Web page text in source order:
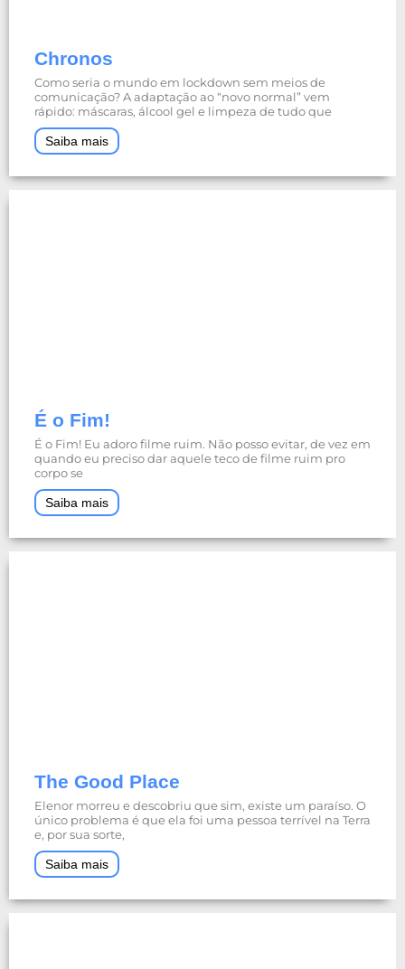
Chronos
Como seria o mundo em lockdown sem meios de
comunicação? A adaptação ao “novo normal” vem
rápido: máscaras, álcool gel e limpeza de tudo que
Saiba mais
É o Fim!
É o Fim! Eu adoro filme ruim. Não posso evitar, de vez em
quando eu preciso dar aquele teco de filme ruim pro
corpo se
Saiba mais
The Good Place
Elenor morreu e descobriu que sim, existe um paraíso. O
único problema é que ela foi uma pessoa terrível na Terra
e, por sua sorte,
Saiba mais